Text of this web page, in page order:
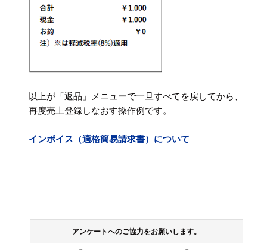
以上が「返品」メニューで一旦すべてを戻してから、
再度売上登録しなおす操作例です。
インボイス（適格簡易請求書）について
アンケートへのご協力をお願いします。